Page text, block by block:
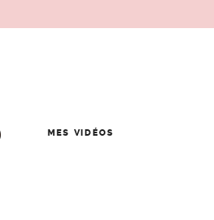
MES VIDÉOS